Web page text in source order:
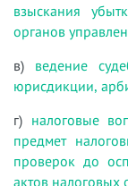
взыскания
органов
в) ведение
юрисдикции,
г) налоговые
предмет
проверок до
актов налоговых